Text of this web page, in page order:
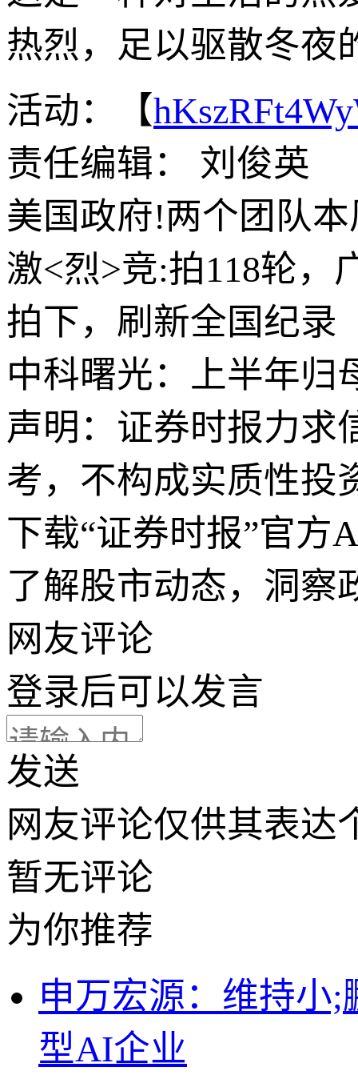
热烈，足以驱散冬夜
活动：【
责任编辑： 刘俊英
美国政府!两个团队
激<烈>竞:拍118轮，
拍下，刷新全国纪录
中科曙光：上半年归
声明：证券时报力求
考，不构成实质性投
下载“证券时报”官方
了解股市动态，洞察
网友评论
登录后可以发言
发送
网友评论仅供其表达
暂无评论
为你推荐
申万宏源：维持小;
型AI企业